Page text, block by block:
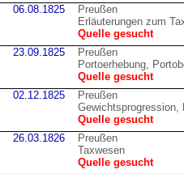
06.08.1825
Preußen
Erläuterungen zum
Quelle gesucht
23.09.1825
Preußen
Portoerhebung,
Quelle gesucht
02.12.1825
Preußen
Gewichtsprogression,
Quelle gesucht
26.03.1826
Preußen
Taxwesen
Quelle gesucht